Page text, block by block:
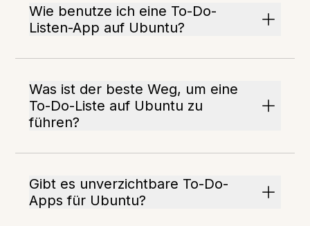
Wie benutze ich eine To-Do-
Listen-App auf Ubuntu?
Was ist der beste Weg, um eine
To-Do-Liste auf Ubuntu zu
führen?
Gibt es unverzichtbare To-Do-
Apps für Ubuntu?